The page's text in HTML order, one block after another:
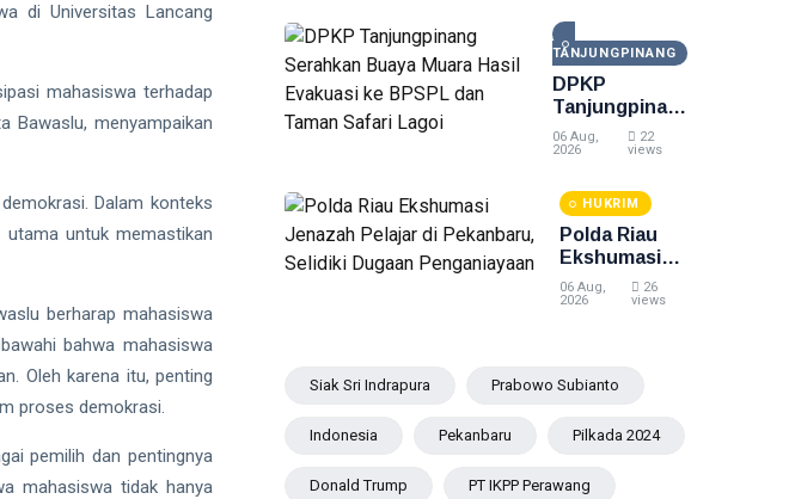
di Universitas Lancang
mahasiswa terhadap
Bawaslu, menyampaikan
Dalam konteks
untuk memastikan
berharap mahasiswa
bahwa mahasiswa
Oleh karena itu, penting
proses demokrasi.
pemilih dan pentingnya
mahasiswa tidak hanya
Direktur
PT
Bintan
Karya
Bahari
TANJUNGPINANG
DPKP
Tanjungpinang
Serahkan
Buaya Muara
ke BPSPL dan
Taman Safari
Lagoi
06 Aug,
2026
22
views
HUKRIM
Polda Riau
Ekshumasi
Jenazah
Pelajar di
Penganiayaan
06 Aug,
2026
26
views
Siak Sri Indrapura Prabowo Subianto
Indonesia Pekanbaru Pilkada 2024
Donald Trump PT IKPP Perawang